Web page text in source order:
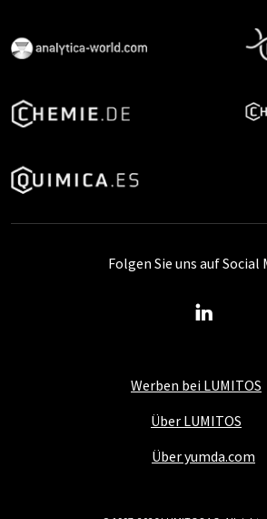
Werben bei LUMITOS
Über LUMITOS
Über yumda.com
Folgen Sie uns auf Social